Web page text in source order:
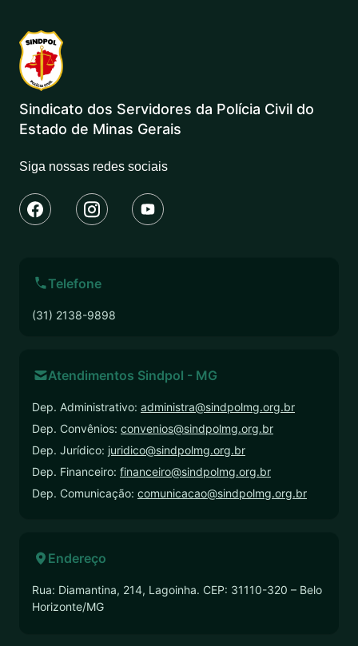
Sindicato dos Servidores da Polícia Civil do
Estado de Minas Gerais
Siga nossas redes sociais
Telefone
(31) 2138-9898
Atendimentos Sindpol - MG
Dep. Administrativo: administra@sindpolmg.org.br
Dep. Convênios: convenios@sindpolmg.org.br
Dep. Jurídico: juridico@sindpolmg.org.br
Dep. Financeiro: financeiro@sindpolmg.org.br
Dep. Comunicação: comunicacao@sindpolmg.org.br
Endereço
Rua: Diamantina, 214, Lagoinha. CEP: 31110-320 – Belo
Horizonte/MG